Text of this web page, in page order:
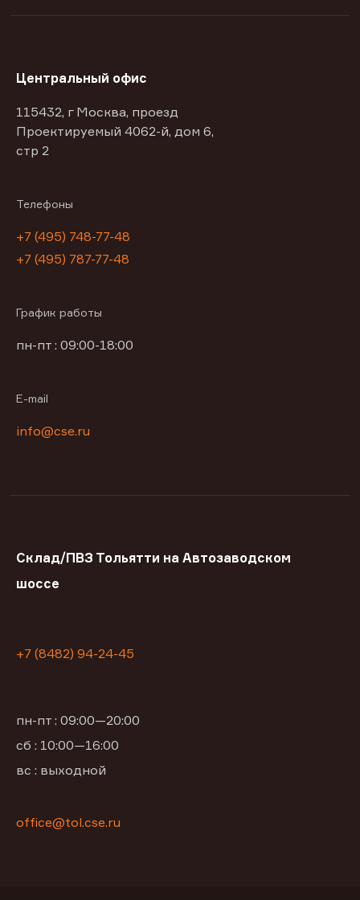
Центральный офис
115432, г Москва, проезд
Проектируемый 4062-й, дом 6,
стр 2
Телефоны
+7 (495) 748-77-48
+7 (495) 787-77-48
График работы
пн-пт : 09:00-18:00
E-mail
info@cse.ru
Склад/ПВЗ Тольятти на Автозаводском
шоссе
+7 (8482) 94-24-45
пн-пт : 09:00—20:00
сб : 10:00—16:00
вс : выходной
office@tol.cse.ru